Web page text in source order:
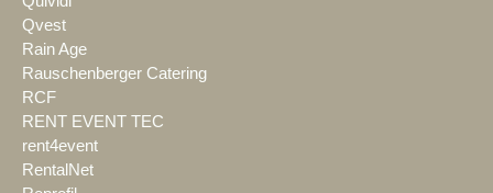
Qvest
Rain Age
Rauschenberger Catering
RCF
RENT EVENT TEC
rent4event
RentalNet